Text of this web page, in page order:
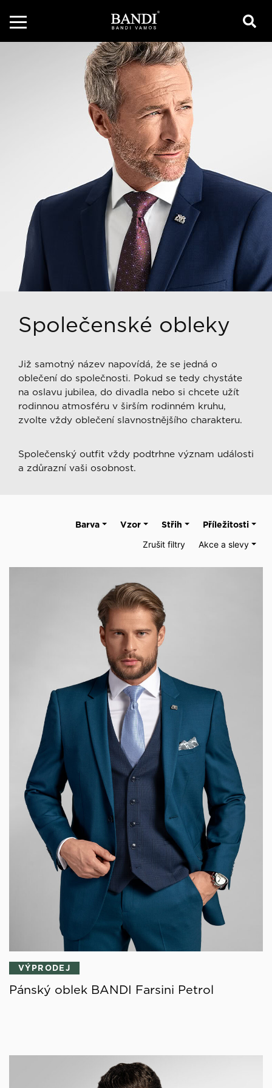
Společenské obleky
Již samotný název napovídá, že se jedná o
oblečení do společnosti. Pokud se tedy chystáte
na oslavu jubilea, do divadla nebo si chcete užít
rodinnou atmosféru v širším rodinném kruhu,
zvolte vždy oblečení slavnostnějšího charakteru.
Společenský outfit vždy podtrhne význam události
a zdůrazní vaši osobnost.
Příležitosti
Střih
Vzor
Barva
Akce a slevy
Zrušit filtry
VÝPRODEJ
Pánský oblek BANDI Farsini Petrol